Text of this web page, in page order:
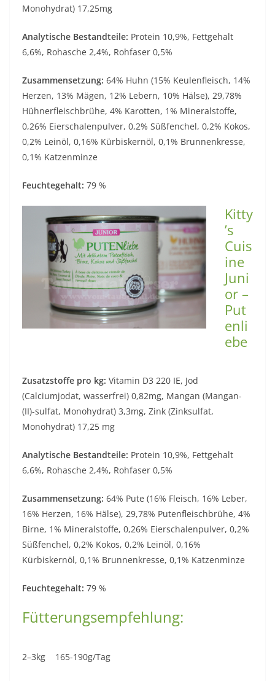
Monohydrat) 17,25mg
Analytische Bestandteile: Protein 10,9%, Fettgehalt
6,6%, Rohasche 2,4%, Rohfaser 0,5%
Zusammensetzung: 64% Huhn (15% Keulenfleisch, 14%
Herzen, 13% Mägen, 12% Lebern, 10% Hälse), 29,78%
Hühnerfleischbrühe, 4% Karotten, 1% Mineralstoffe,
0,26% Eierschalenpulver, 0,2% Süßfenchel, 0,2% Kokos,
0,2% Leinöl, 0,16% Kürbiskernöl, 0,1% Brunnenkresse,
0,1% Katzenminze
Feuchtegehalt: 79 %
Kitty
’s
Cuis
ine
Juni
or –
Put
enli
ebe
Zusatzstoffe pro kg: Vitamin D3 220 IE, Jod
(Calciumjodat, wasserfrei) 0,82mg, Mangan (Mangan-
(II)-sulfat, Monohydrat) 3,3mg, Zink (Zinksulfat,
Monohydrat) 17,25 mg
Analytische Bestandteile: Protein 10,9%, Fettgehalt
6,6%, Rohasche 2,4%, Rohfaser 0,5%
Zusammensetzung: 64% Pute (16% Fleisch, 16% Leber,
16% Herzen, 16% Hälse), 29,78% Putenfleischbrühe, 4%
Birne, 1% Mineralstoffe, 0,26% Eierschalenpulver, 0,2%
Süßfenchel, 0,2% Kokos, 0,2% Leinöl, 0,16%
Kürbiskernöl, 0,1% Brunnenkresse, 0,1% Katzenminze
Feuchtegehalt: 79 %
Fütterungsempfehlung:
2–3kg 165-190g/Tag